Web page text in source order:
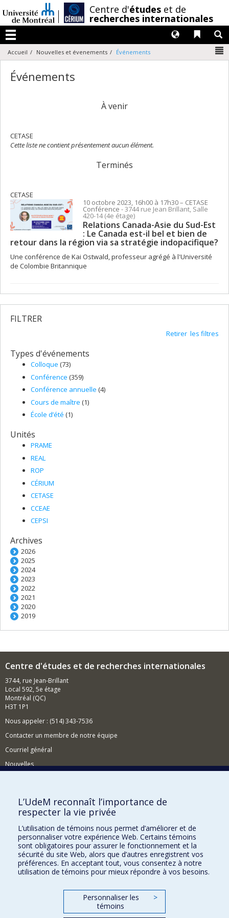
au
contenu
Centre d'études et de
recherches internationales
Menu
Liens
Langues
Accueil Nouvelles et évenements Événements
Événements
À venir
CETASE
Cette liste ne contient présentement aucun élément.
Terminés
CETASE
10 octobre 2023, 16h00 à 17h30– CETASE
Conférence- 3744 rue Jean Brillant, Salle
420-14 (4e étage)
Relations Canada-Asie du Sud-Est
: Le Canada est-il bel et bien de
retour dans la région via sa stratégie indopacifique?
Une conférence de Kai Ostwald, professeur agrégé à l'Université
de Colombie Britannique
FILTRER
Retirer les filtres
Types d'événements
Colloque (73)
Conférence (359)
Conférence annuelle (4)
Cours de maître (1)
École d’été (1)
Unités
PRAME
REAL
ROP
CÉRIUM
CETASE
CCEAE
CEPSI
Archives
2026
2025
2024
2023
2022
2021
2020
2019
Centre d'études et de recherches internationales
3744, rue Jean-Brillant
Local 592, 5e étage
Montréal (QC)
H3T 1P1
Nous appeler : (514) 343-7536
Contacter un membre de notre équipe
Courriel général
Nouvelles
Comment soutenir le CÉRIUM?
BESOIN D'AIDE?
Plan du site
Signaler une erreur
Accessibilité
FACULTÉ DES ARTS ET DES SCIENCES
Nos départements et écoles
L’UdeM reconnaît l’importance de
respecter la vie privée
L’utilisation de témoins nous permet d’améliorer et de
personnaliser votre expérience Web. Certains témoins
sont obligatoires pour assurer le fonctionnement et la
sécurité du site Web, alors que d’autres enregistrent vos
préférences. En acceptant tout, vous consentez à notre
utilisation de témoins pour mieux répondre à vos besoins.
Personnaliser les
témoins
>